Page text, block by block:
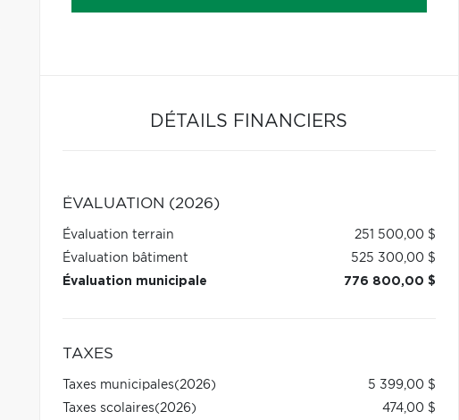
DÉTAILS FINANCIERS
ÉVALUATION (2026)
Évaluation terrain
251 500,00 $
Évaluation bâtiment
525 300,00 $
Évaluation municipale
776 800,00 $
TAXES
Taxes municipales(2026)
5 399,00 $
Taxes scolaires(2026)
474,00 $